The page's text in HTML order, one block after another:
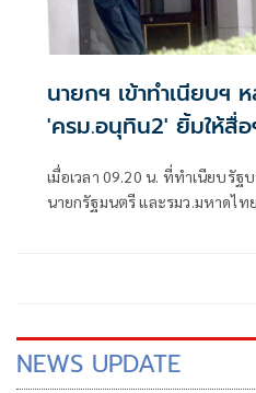
นายกฯ เข้าทำเนียบฯ
'ครม.อนุทิน2' ยิ้มให้สื่
ต้อนรับบริษัทไมโครซอ
เมื่อเวลา 09.20 น. ที่ทำเนียบรั
นายกรัฐมนตรี และรมว.มหาดไ
NEWS UPDATE